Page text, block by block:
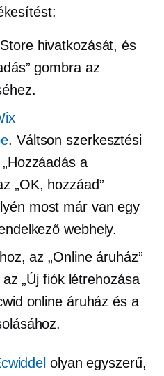
hivatkozását, és
gombra az
. Váltson szerkesztési
a
„OK, hozzáad”
most már van egy
webhely.
az „Online áruház”
„Új fiók létrehozása
online áruház és a
olyan egyszerű,